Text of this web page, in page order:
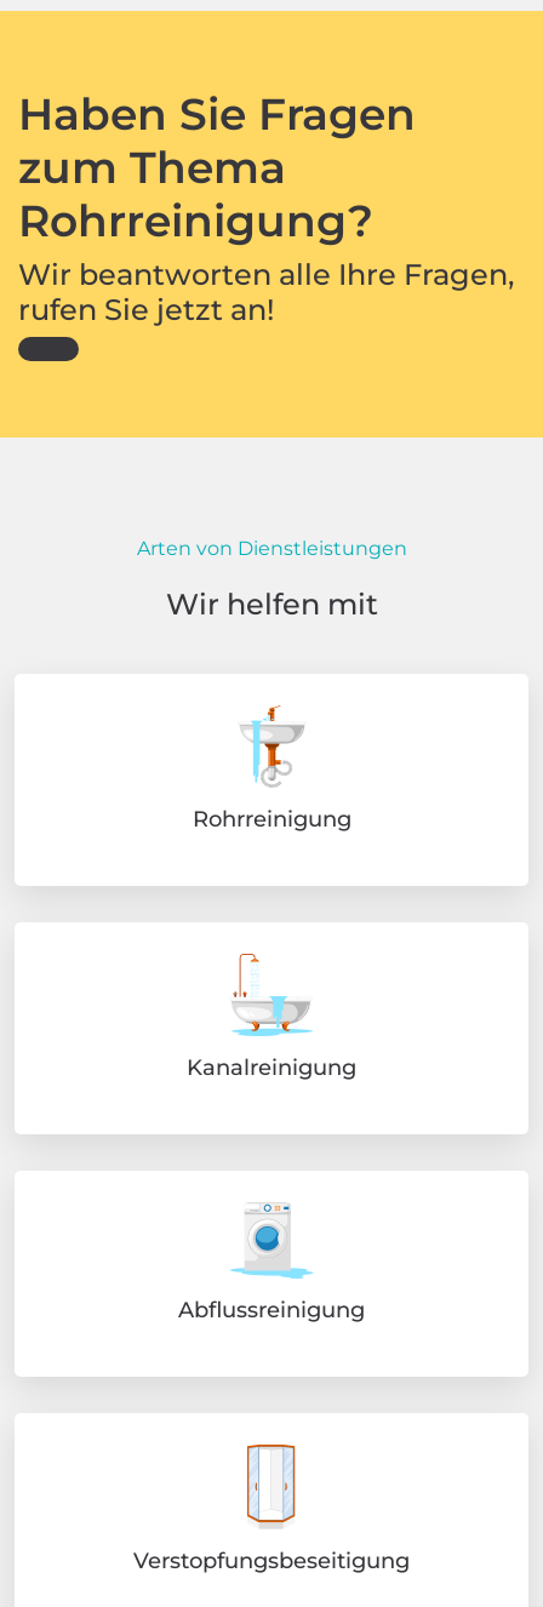
Haben Sie Fragen
zum Thema
Rohrreinigung?
Wir beantworten alle Ihre Fragen,
rufen Sie jetzt an!
Arten von Dienstleistungen
Wir helfen mit
Rohrreinigung
Kanalreinigung
Abflussreinigung
Verstopfungsbeseitigung